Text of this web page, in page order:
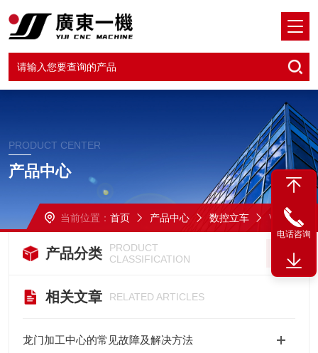
PRODUCT CENTER
产品中心
当前位置： 首页 产品中心 数控立车 VTC-630
产品分类
PRODUCT
CLASSIFICATION
相关文章 RELATED ARTICLES
龙门加工中心的常见故障及解决方法
电话咨询